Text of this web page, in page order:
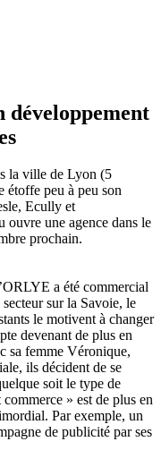
développement
la ville de Lyon (5
étoffe peu à peu son
Ecully et
ouvre une agence dans le
prochain.
a été commercial
sur la Savoie, le
le motivent à changer
devenant de plus en
sa femme Véronique,
ils décident de se
soit le type de
» est de plus en
Par exemple, un
de publicité par ses